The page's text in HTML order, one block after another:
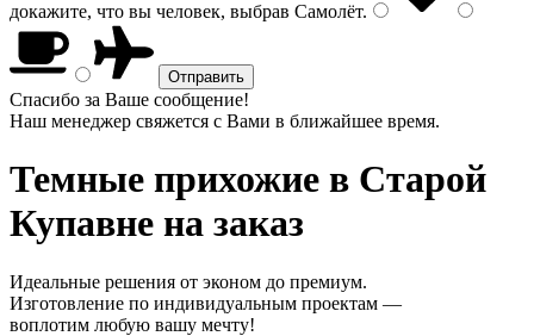
докажите, что вы человек, выбрав Самолёт.
Спасибо за Ваше сообщение!
Наш менеджер свяжется с Вами в ближайшее время.
Темные прихожие в Старой
Купавне на заказ
Идеальные решения от эконом до премиум.
Изготовление по индивидуальным проектам —
воплотим любую вашу мечту!